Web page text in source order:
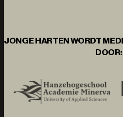
JONGE HARTEN WORDT
DOOR: